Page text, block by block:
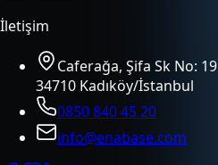
İletişim
Caferağa, Şifa Sk No: 19
34710 Kadıköy/İstanbul
0850 840 45 20
info@enabase.com